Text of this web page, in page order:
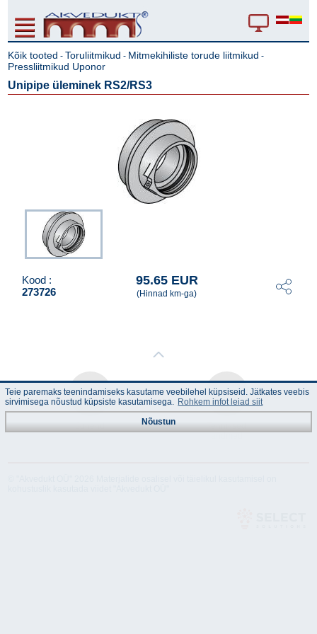
Kõik tooted - Toruliitmikud - Mitmekihiliste torude liitmikud -
Pressliitmikud Uponor
Unipipe üleminek RS2/RS3
Kood :
273726
95.65 EUR
(Hinnad km-ga)
Juhend
Tehnilised
Teie paremaks teenindamiseks kasutame veebilehel küpsiseid. Jätkates veebis
sirvimisega nõustud küpsiste kasutamisega. Rohkem infot leiad siit
Nõustun